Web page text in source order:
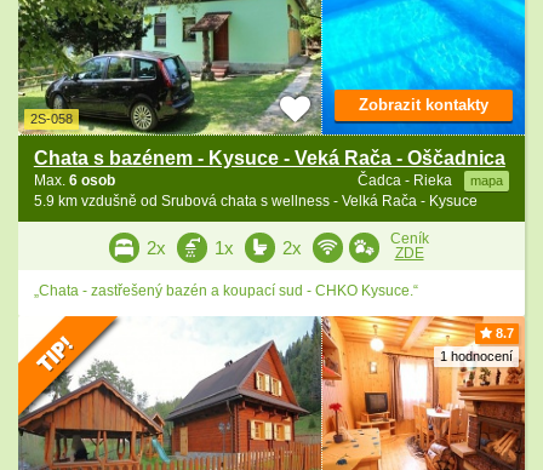
2S-058
Chata s bazénem - Kysuce - Veká Rača - Oščadnica
Čadca - Rieka mapa
Max. 6 osob
5.9 km vzdušně od Srubová chata s wellness - Velká Rača - Kysuce
Zobrazit kontakty
2x 1x 2x
Ceník
ZDE
„Chata - zastřešený bazén a koupací sud - CHKO Kysuce.“
8.7
1 hodnocení